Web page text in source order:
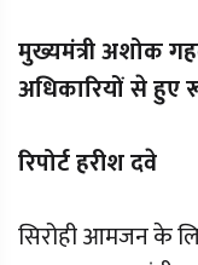
मुख्यमंत्री अशोक
अधिकारियों से हुए
रिपोर्ट हरीश दवे
सिरोही आमजन के